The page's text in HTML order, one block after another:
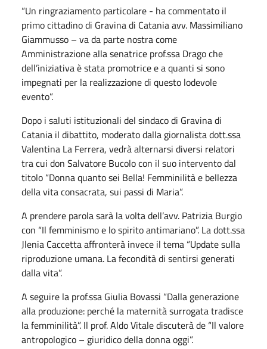
“Un ringraziamento particolare - ha commentato il
primo cittadino di Gravina di Catania avv. Massimiliano
Giammusso – va da parte nostra come
Amministrazione alla senatrice prof.ssa Drago che
dell’iniziativa è stata promotrice e a quanti si sono
impegnati per la realizzazione di questo lodevole
evento”.
Dopo i saluti istituzionali del sindaco di Gravina di
Catania il dibattito, moderato dalla giornalista dott.ssa
Valentina La Ferrera, vedrà alternarsi diversi relatori
tra cui don Salvatore Bucolo con il suo intervento dal
titolo “Donna quanto sei Bella! Femminilità e bellezza
della vita consacrata, sui passi di Maria”.
A prendere parola sarà la volta dell’avv. Patrizia Burgio
con “Il femminismo e lo spirito antimariano”. La dott.ssa
Jlenia Caccetta affronterà invece il tema “Update sulla
riproduzione umana. La fecondità di sentirsi generati
dalla vita”.
A seguire la prof.ssa Giulia Bovassi “Dalla generazione
alla produzione: perché la maternità surrogata tradisce
la femminilità”. Il prof. Aldo Vitale discuterà de “Il valore
antropologico – giuridico della donna oggi”.